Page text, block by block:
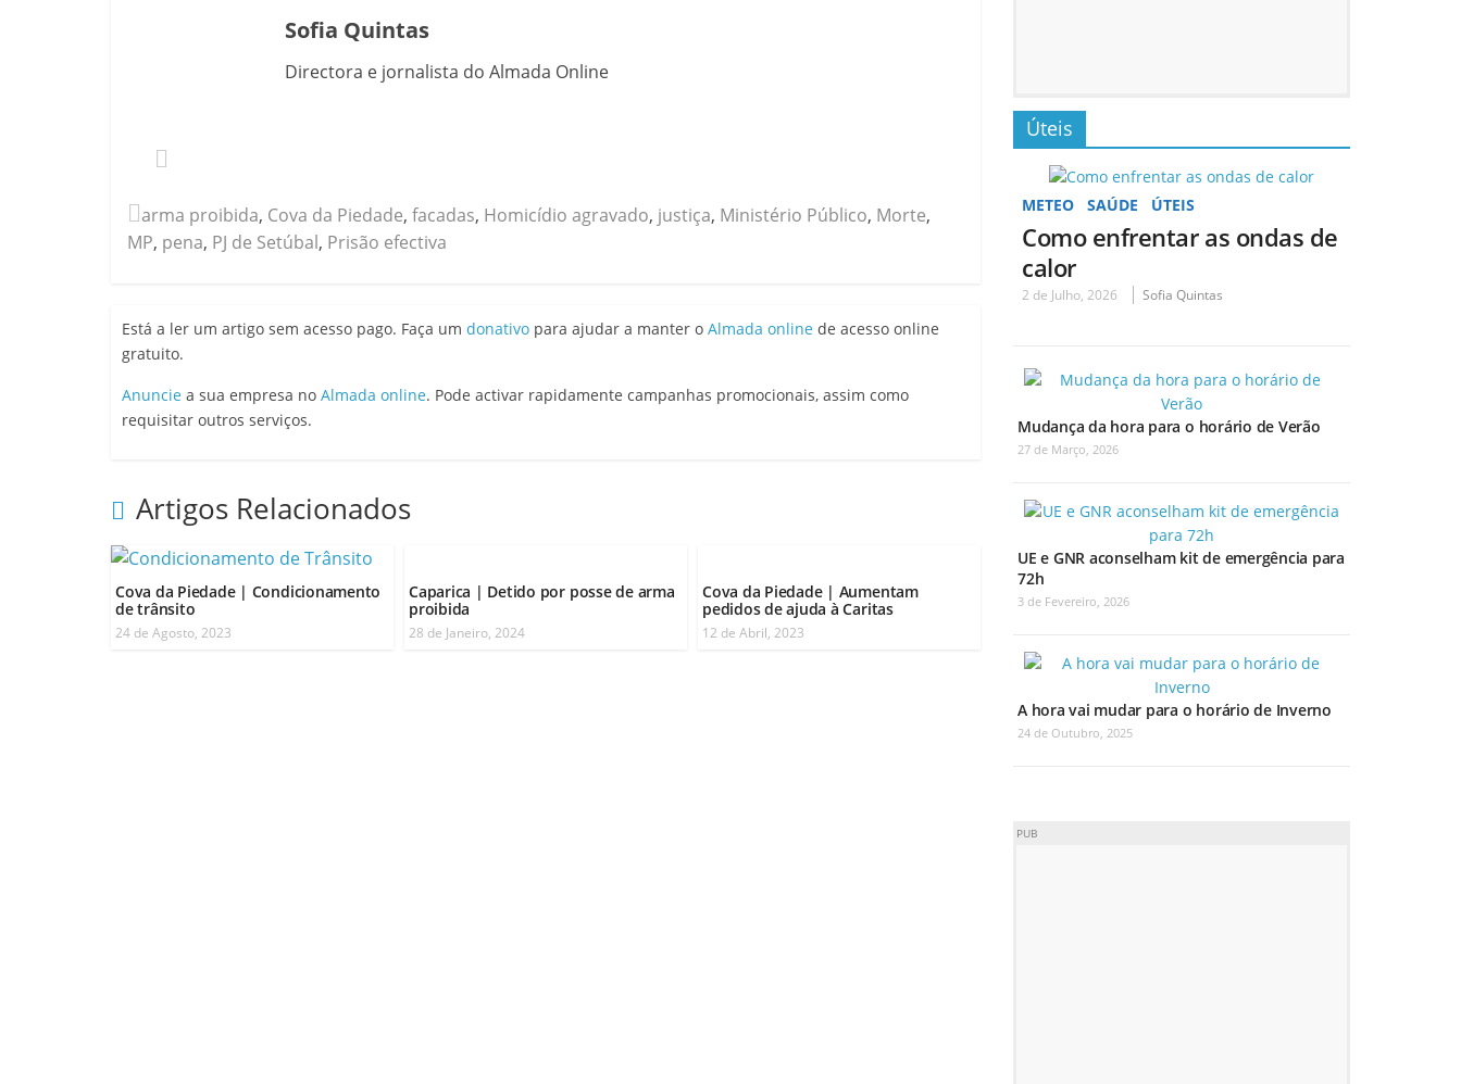
Sofia Quintas
Directora e jornalista do Almada Online
arma proibida, Cova da Piedade, facadas, Homicídio agravado, justiça, Ministério Público, Morte,
MP, pena, PJ de Setúbal, Prisão efectiva
Está a ler um artigo sem acesso pago. Faça um donativo para ajudar a manter o Almada online de acesso online
gratuito.
Anuncie a sua empresa no Almada online. Pode activar rapidamente campanhas promocionais, assim como
requisitar outros serviços.
Artigos Relacionados
Cova da Piedade | Condicionamento
de trânsito
24 de Agosto, 2023
Caparica | Detido por posse de arma
proibida
28 de Janeiro, 2024
Cova da Piedade | Aumentam
pedidos de ajuda à Caritas
12 de Abril, 2023
Úteis
METEO SAÚDE ÚTEIS
Como enfrentar as ondas de
calor
2 de Julho, 2026 Sofia Quintas
Mudança da hora para o horário de Verão
27 de Março, 2026
UE e GNR aconselham kit de emergência para
72h
3 de Fevereiro, 2026
A hora vai mudar para o horário de Inverno
24 de Outubro, 2025
PUB